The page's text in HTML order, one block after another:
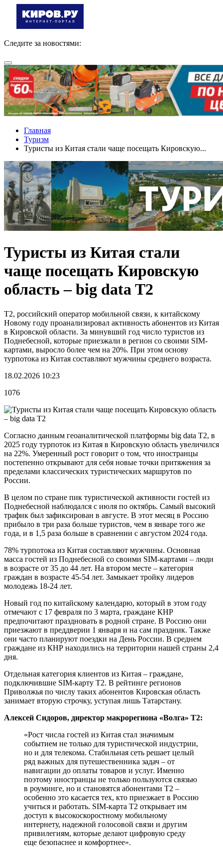
Следите за новостями:
Главная
Туризм
Туристы из Китая стали чаще посещать Кировскую...
Туристы из Китая стали
чаще посещать Кировскую
область – big data T2
T2, российский оператор мобильной связи, к китайскому
Новому году проанализировал активность абонентов из Китая
в Кировской области. За минувший год число туристов из
Поднебесной, которые приезжали в регион со своими SIM-
картами, выросло более чем на 20%. При этом основу
турпотока из Китая составляют мужчины среднего возраста.
18.02.2026 10:23
1076
Согласно данным геоаналитической платформы big data T2, в
2025 году турпоток из Китая в Кировскую область увеличился
на 22%. Умеренный рост говорит о том, что иностранцы
постепенно открывают для себя новые точки притяжения за
пределами классических туристических маршрутов по
России.
В целом по стране пик туристической активности гостей из
Поднебесной наблюдался с июля по октябрь. Самый высокий
трафик был зафиксирован в августе. В этот месяц в Россию
прибыло в три раза больше туристов, чем в январе того же
года, и в 1,5 раза больше в сравнении с августом 2024 года.
78% турпотока из Китая составляют мужчины. Основная
масса гостей из Поднебесной со своими SIM-картами – люди
в возрасте от 35 до 44 лет. На втором месте – категория
граждан в возрасте 45-54 лет. Замыкает тройку лидеров
молодежь 18-24 лет.
Новый год по китайскому календарю, который в этом году
отмечают с 17 февраля по 3 марта, граждане КНР
предпочитают праздновать в родной стране. В Россию они
приезжают в преддверии 1 января и на сам праздник. Также
они часто планируют поездки на День России. В среднем
граждане из КНР находились на территории нашей страны 2,4
дня.
Отдельная категория клиентов из Китая – граждане,
подключившие SIM-карту T2. В рейтинге регионов
Приволжья по числу таких абонентов Кировская область
занимает вторую строчку, уступая лишь Татарстану.
Алексей Сидоров, директор макрорегиона «Волга» Т2:
«Рост числа гостей из Китая стал значимым
событием не только для туристической индустрии,
но и для телекома. Стабильная сеть решает целый
ряд важных для путешественника задач – от
навигации до оплаты товаров и услуг. Именно
поэтому иностранцы не только пользуются связью
в роуминге, но и становятся абонентами Т2 –
особенно это касается тех, кто приезжает в Россию
учиться и работать. SIM-карта Т2 открывает им
доступ к высокоскоростному мобильному
интернету, надежной голосовой связи и другим
привилегиям, которые делают цифровую среду
еще безопаснее и комфортнее».